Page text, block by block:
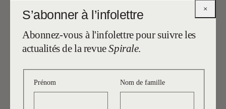
×
S’abonner à l’infolettre
Abonnez-vous à l'infolettre pour suivre les
actualités de la revueSpirale.
Prénom Nom de famille